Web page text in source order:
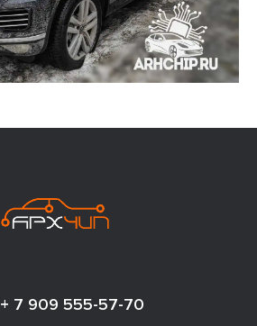
+ 7 909 555-57-70